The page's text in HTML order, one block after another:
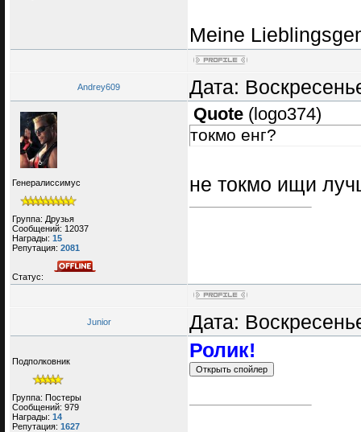
Meine
Andrey609 Дата:
Генералиссимус
Группа: Друзья
Сообщений: 12037
Награды: 15
Репутация: 2081
Статус:
Quote ( logo374)
токмо енг?
не токмо ищи
Junior Дата:
Подполковник
Группа: Постеры
Сообщений: 979
Награды: 14
Репутация: 1627
Ролик!